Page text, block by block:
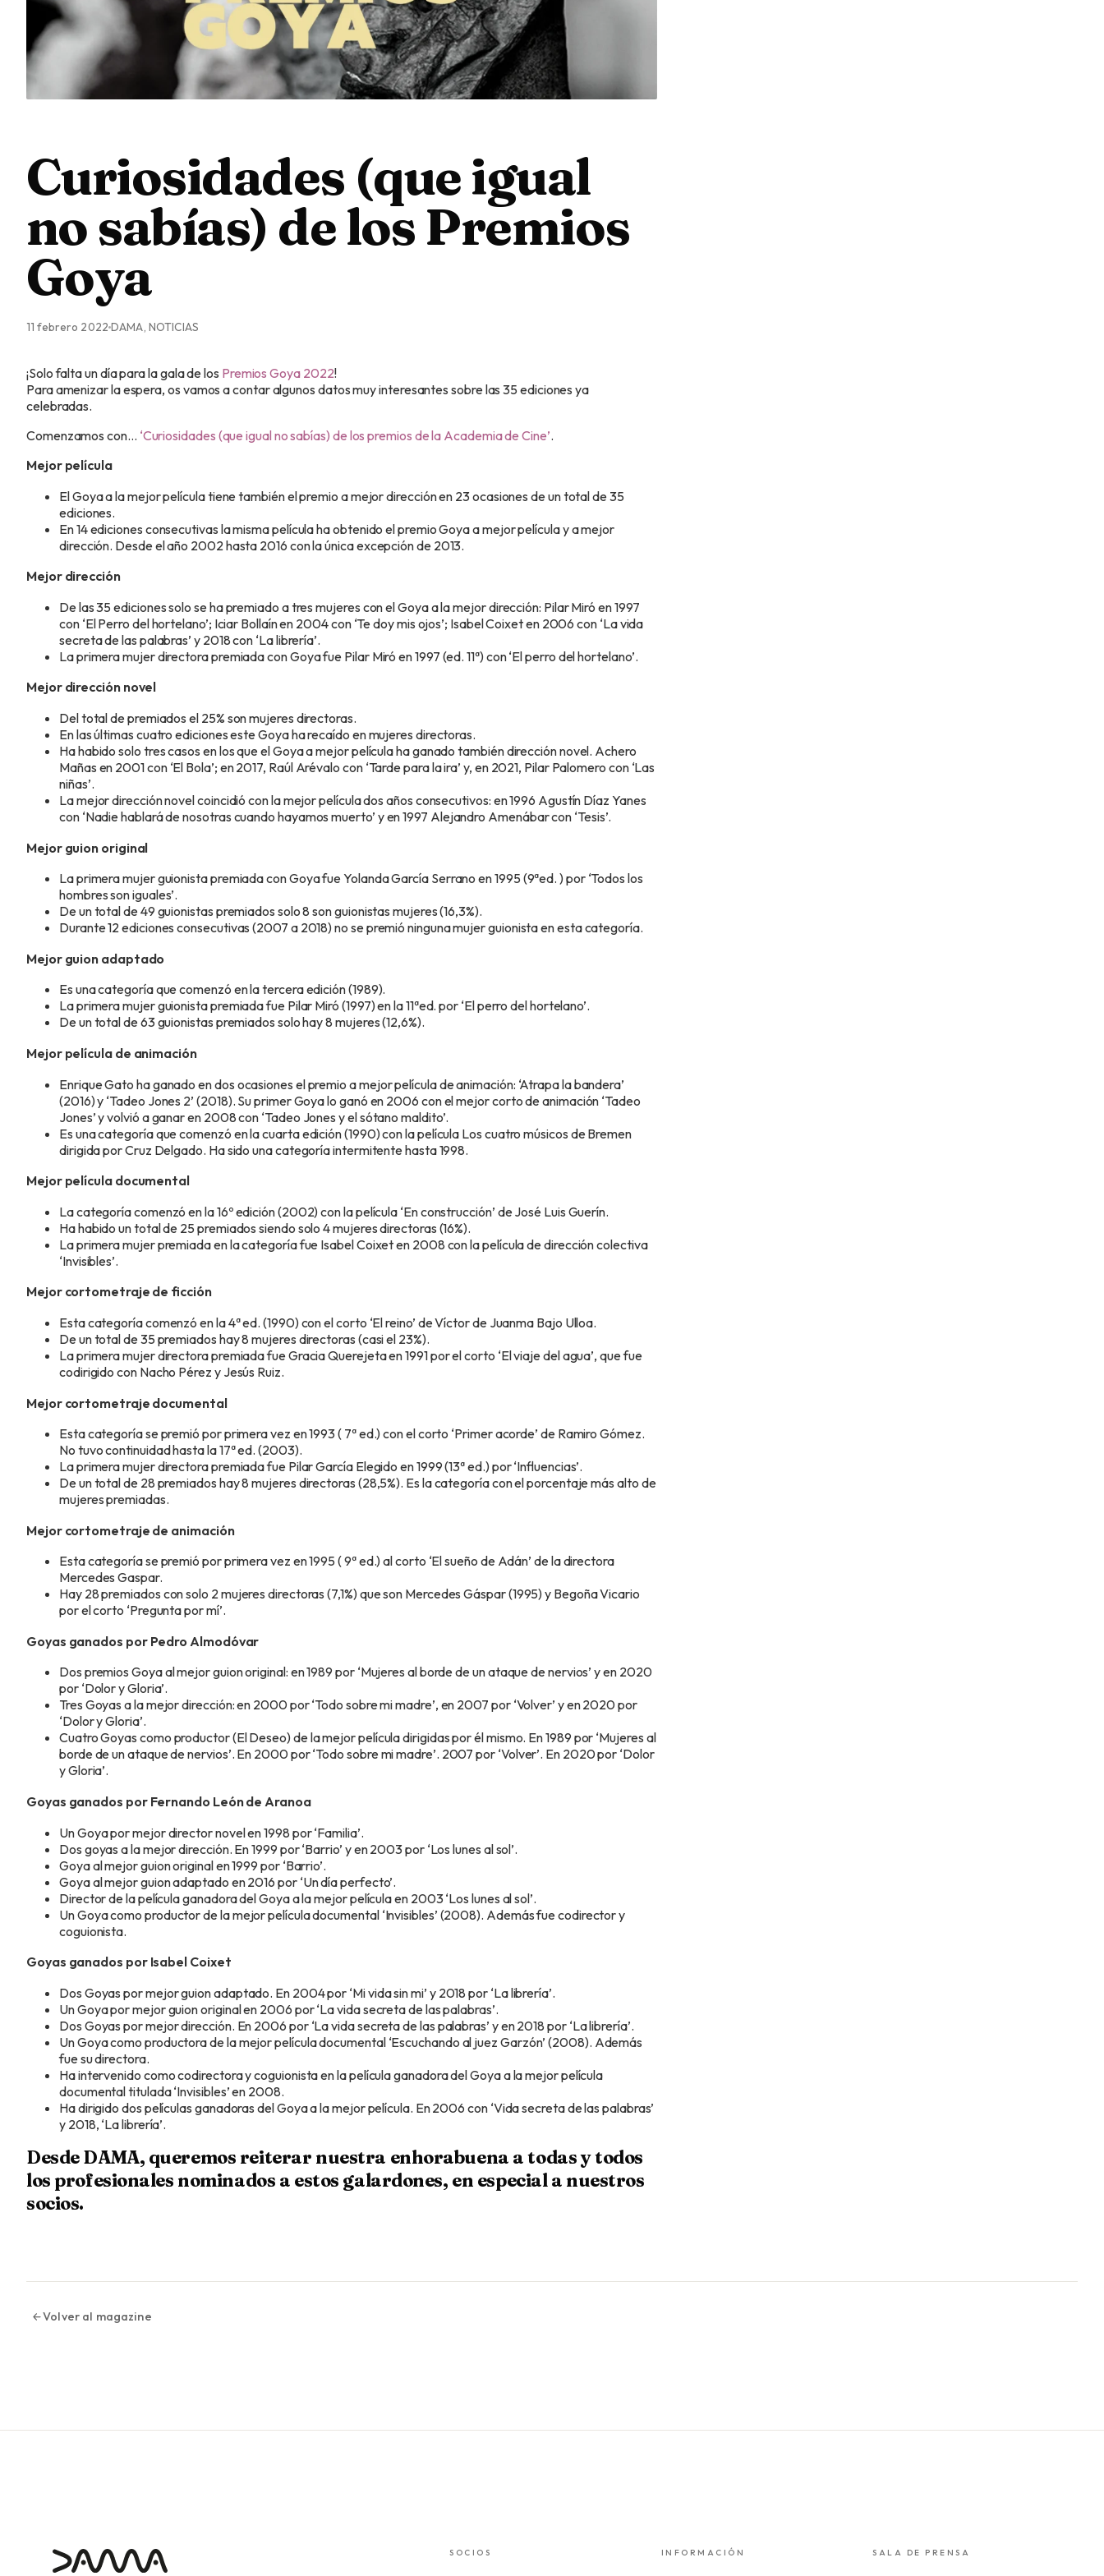
Curiosidades (que igual
no sabías) de los Premios
Goya
11 febrero 2022DAMA, NOTICIAS
¡Solo falta un día para la gala de los Premios Goya 2022!
Para amenizar la espera, os vamos a contar algunos datos muy interesantes sobre las 35 ediciones ya
celebradas.
Comenzamos con… ‘Curiosidades (que igual no sabías) de los premios de la Academia de Cine’.
Mejor película
El Goya a la mejor película tiene también el premio a mejor dirección en 23 ocasiones de un total de 35
ediciones.
En 14 ediciones consecutivas la misma película ha obtenido el premio Goya a mejor película y a mejor
dirección. Desde el año 2002 hasta 2016 con la única excepción de 2013.
Mejor dirección
De las 35 ediciones solo se ha premiado a tres mujeres con el Goya a la mejor dirección: Pilar Miró en 1997
con ‘El Perro del hortelano’; Iciar Bollaín en 2004 con ‘Te doy mis ojos’; Isabel Coixet en 2006 con ‘La vida
secreta de las palabras’ y 2018 con ‘La librería’.
La primera mujer directora premiada con Goya fue Pilar Miró en 1997 (ed. 11ª) con ‘El perro del hortelano’.
Mejor dirección novel
Del total de premiados el 25% son mujeres directoras.
En las últimas cuatro ediciones este Goya ha recaído en mujeres directoras.
Ha habido solo tres casos en los que el Goya a mejor película ha ganado también dirección novel. Achero
Mañas en 2001 con ‘El Bola’; en 2017, Raúl Arévalo con ‘Tarde para la ira’ y, en 2021, Pilar Palomero con ‘Las
niñas’.
La mejor dirección novel coincidió con la mejor película dos años consecutivos: en 1996 Agustín Díaz Yanes
con ‘Nadie hablará de nosotras cuando hayamos muerto’ y en 1997 Alejandro Amenábar con ‘Tesis’.
Mejor guion original
La primera mujer guionista premiada con Goya fue Yolanda García Serrano en 1995 (9ªed. ) por ‘Todos los
hombres son iguales’.
De un total de 49 guionistas premiados solo 8 son guionistas mujeres (16,3%).
Durante 12 ediciones consecutivas (2007 a 2018) no se premió ninguna mujer guionista en esta categoría.
Mejor guion adaptado
Es una categoría que comenzó en la tercera edición (1989).
La primera mujer guionista premiada fue Pilar Miró (1997) en la 11ªed. por ‘El perro del hortelano’.
De un total de 63 guionistas premiados solo hay 8 mujeres (12,6%).
Mejor película de animación
Enrique Gato ha ganado en dos ocasiones el premio a mejor película de animación: ‘Atrapa la bandera’
(2016) y ‘Tadeo Jones 2’ (2018). Su primer Goya lo ganó en 2006 con el mejor corto de animación ‘Tadeo
Jones’ y volvió a ganar en 2008 con ‘Tadeo Jones y el sótano maldito’.
Es una categoría que comenzó en la cuarta edición (1990) con la película Los cuatro músicos de Bremen
dirigida por Cruz Delgado. Ha sido una categoría intermitente hasta 1998.
Mejor película documental
La categoría comenzó en la 16º edición (2002) con la película ‘En construcción’ de José Luis Guerín.
Ha habido un total de 25 premiados siendo solo 4 mujeres directoras (16%).
La primera mujer premiada en la categoría fue Isabel Coixet en 2008 con la película de dirección colectiva
‘Invisibles’.
Mejor cortometraje de ficción
Esta categoría comenzó en la 4ª ed. (1990) con el corto ‘El reino’ de Víctor de Juanma Bajo Ulloa.
De un total de 35 premiados hay 8 mujeres directoras (casi el 23%).
La primera mujer directora premiada fue Gracia Querejeta en 1991 por el corto ‘El viaje del agua’, que fue
codirigido con Nacho Pérez y Jesús Ruiz.
Mejor cortometraje documental
Esta categoría se premió por primera vez en 1993 ( 7ª ed.) con el corto ‘Primer acorde’ de Ramiro Gómez.
No tuvo continuidad hasta la 17ª ed. (2003).
La primera mujer directora premiada fue Pilar García Elegido en 1999 (13ª ed.) por ‘Influencias’.
De un total de 28 premiados hay 8 mujeres directoras (28,5%). Es la categoría con el porcentaje más alto de
mujeres premiadas.
Mejor cortometraje de animación
Esta categoría se premió por primera vez en 1995 ( 9ª ed.) al corto ‘El sueño de Adán’ de la directora
Mercedes Gaspar.
Hay 28 premiados con solo 2 mujeres directoras (7,1%) que son Mercedes Gáspar (1995) y Begoña Vicario
por el corto ‘Pregunta por mí’.
Goyas ganados por Pedro Almodóvar
Dos premios Goya al mejor guion original: en 1989 por ‘Mujeres al borde de un ataque de nervios’ y en 2020
por ‘Dolor y Gloria’.
Tres Goyas a la mejor dirección: en 2000 por ‘Todo sobre mi madre’, en 2007 por ‘Volver’ y en 2020 por
‘Dolor y Gloria’.
Cuatro Goyas como productor (El Deseo) de la mejor película dirigidas por él mismo. En 1989 por ‘Mujeres al
borde de un ataque de nervios’. En 2000 por ‘Todo sobre mi madre’. 2007 por ‘Volver’. En 2020 por ‘Dolor
y Gloria’.
Goyas ganados por Fernando León de Aranoa
Un Goya por mejor director novel en 1998 por ‘Familia’.
Dos goyas a la mejor dirección. En 1999 por ‘Barrio’ y en 2003 por ‘Los lunes al sol’.
Goya al mejor guion original en 1999 por ‘Barrio’.
Goya al mejor guion adaptado en 2016 por ‘Un día perfecto’.
Director de la película ganadora del Goya a la mejor película en 2003 ‘Los lunes al sol’.
Un Goya como productor de la mejor película documental ‘Invisibles’ (2008). Además fue codirector y
coguionista.
Goyas ganados por Isabel Coixet
Dos Goyas por mejor guion adaptado. En 2004 por ‘Mi vida sin mi’ y 2018 por ‘La librería’.
Un Goya por mejor guion original en 2006 por ‘La vida secreta de las palabras’.
Dos Goyas por mejor dirección. En 2006 por ‘La vida secreta de las palabras’ y en 2018 por ‘La librería’.
Un Goya como productora de la mejor película documental ‘Escuchando al juez Garzón’ (2008). Además
fue su directora.
Ha intervenido como codirectora y coguionista en la película ganadora del Goya a la mejor película
documental titulada ‘Invisibles’ en 2008.
Ha dirigido dos películas ganadoras del Goya a la mejor película. En 2006 con ‘Vida secreta de las palabras’
y 2018, ‘La librería’.
Desde DAMA, queremos reiterar nuestra enhorabuena a todas y todos
los profesionales nominados a estos galardones, en especial a nuestros
socios.
Volver al magazine
SOCIOS INFORMACIÓN SALA DE PRENSA